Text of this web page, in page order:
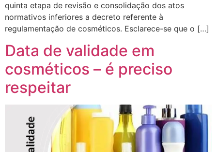
quinta etapa de revisão e consolidação dos atos
normativos inferiores a decreto referente à
regulamentação de cosméticos. Esclarece-se que o […]
Data de validade em
cosméticos – é preciso
respeitar